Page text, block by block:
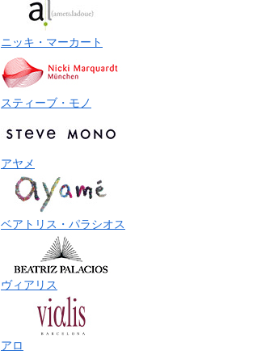
ニッキ・マーカート
スティーブ・モノ
アヤメ
ベアトリス・パラシオス
ヴィアリス
アロ